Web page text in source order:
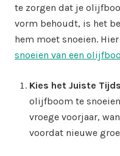
te zorgen dat je
vorm behoudt, is het
hem moet snoeien.
snoeien van een
Kies het Juiste
olijfboom te
vroege voorjaar,
voordat nieuwe